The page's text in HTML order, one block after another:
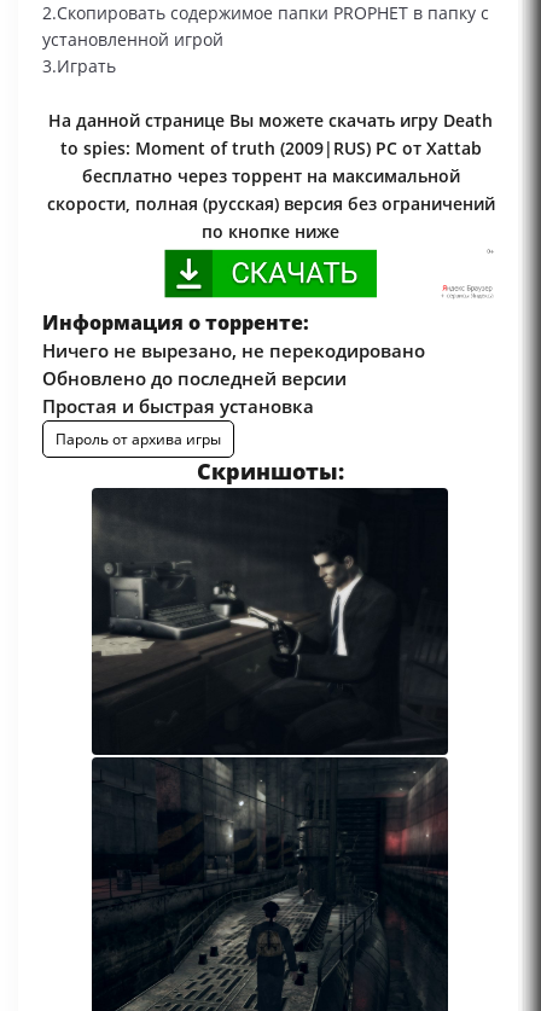
2.Скопировать содержимое папки PROPHET в папку с
установленной игрой
3.Играть
На данной странице Вы можете скачать игру Death
to spies: Moment of truth (2009|RUS) PC от Xattab
бесплатно через торрент на максимальной
скорости, полная (русская) версия без ограничений
по кнопке ниже
Информация о торренте:
Ничего не вырезано, не перекодировано
Обновлено до последней версии
Простая и быстрая установка
Пароль от архива игры
Скриншоты: